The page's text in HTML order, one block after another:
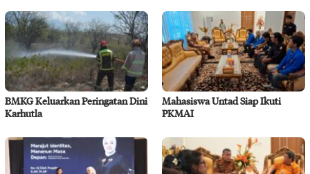
BMKG Keluarkan Peringatan Dini
Karhutla
Mahasiswa Untad Siap Ikuti
PKMAI